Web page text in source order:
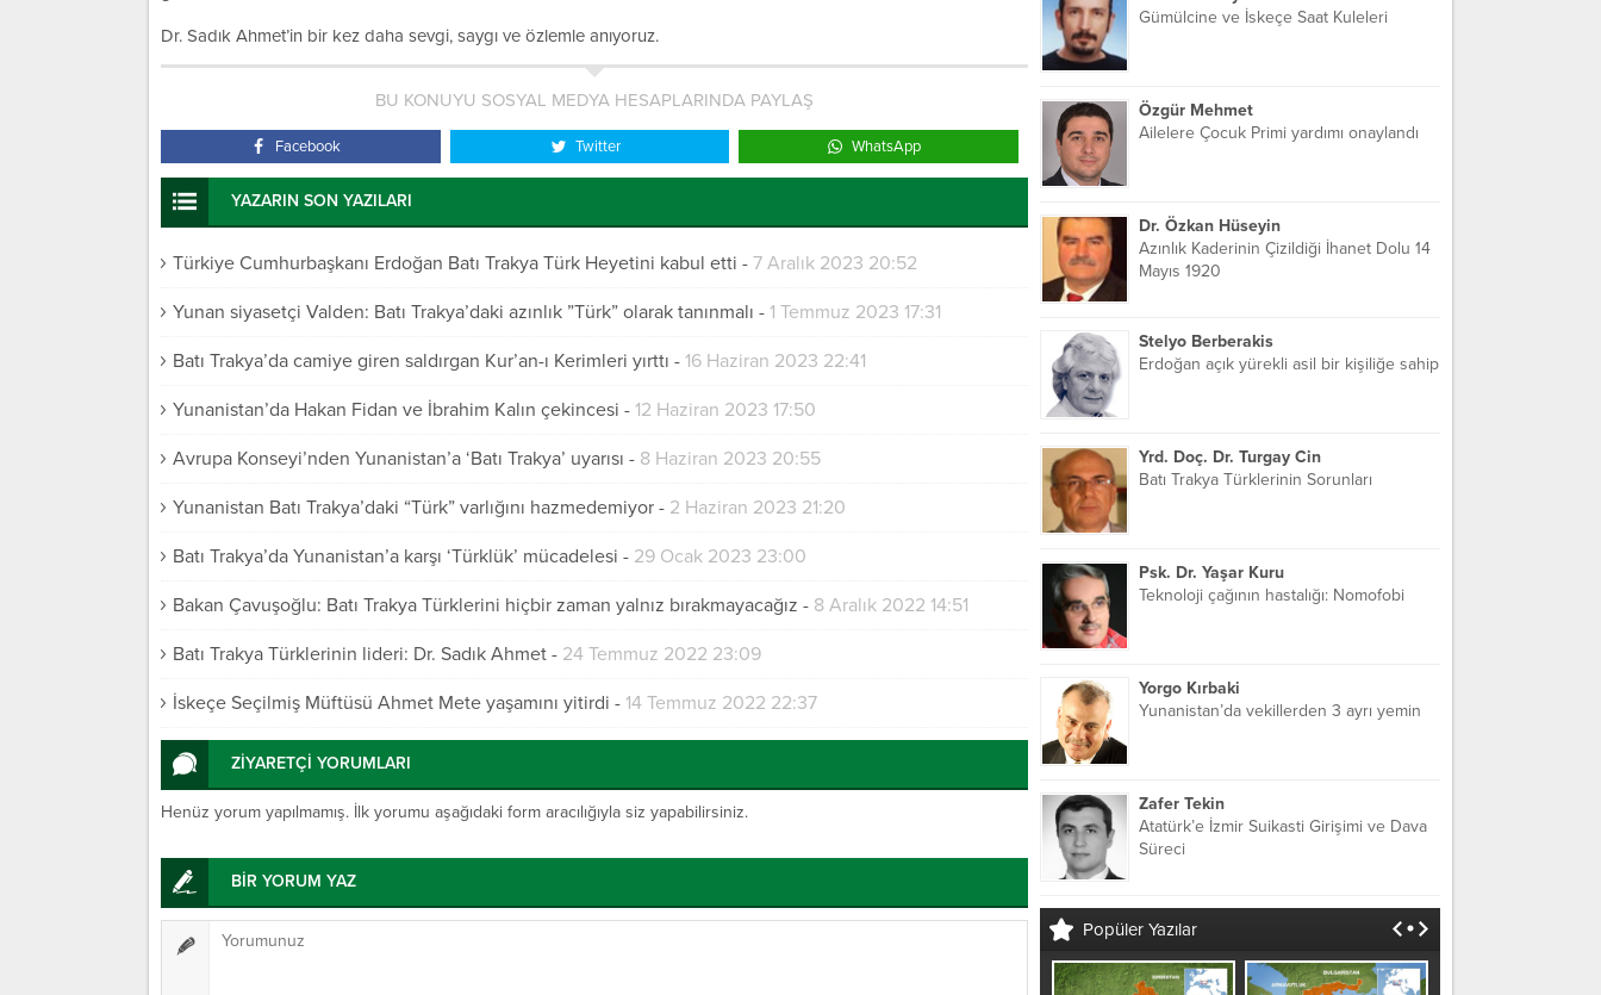
Dr. Sadık Ahmet’in bir kez daha sevgi, saygı ve özlemle anıyoruz.
BU KONUYU SOSYAL MEDYA HESAPLARINDA PAYLAŞ
Facebook Twitter WhatsApp
YAZARIN SON YAZILARI
Türkiye Cumhurbaşkanı Erdoğan Batı Trakya Türk Heyetini kabul etti - 7 Aralık 2023 20:52
Yunan siyasetçi Valden: Batı Trakya’daki azınlık ”Türk” olarak tanınmalı - 1 Temmuz 2023 17:31
Batı Trakya’da camiye giren saldırgan Kur’an-ı Kerimleri yırttı - 16 Haziran 2023 22:41
Yunanistan’da Hakan Fidan ve İbrahim Kalın çekincesi - 12 Haziran 2023 17:50
Avrupa Konseyi’nden Yunanistan’a ‘Batı Trakya’ uyarısı - 8 Haziran 2023 20:55
Yunanistan Batı Trakya’daki “Türk” varlığını hazmedemiyor - 2 Haziran 2023 21:20
Batı Trakya’da Yunanistan’a karşı ‘Türklük’ mücadelesi - 29 Ocak 2023 23:00
Bakan Çavuşoğlu: Batı Trakya Türklerini hiçbir zaman yalnız bırakmayacağız - 8 Aralık 2022 14:51
Batı Trakya Türklerinin lideri: Dr. Sadık Ahmet - 24 Temmuz 2022 23:09
İskeçe Seçilmiş Müftüsü Ahmet Mete yaşamını yitirdi - 14 Temmuz 2022 22:37
ZİYARETÇİ YORUMLARI
Henüz yorum yapılmamış. İlk yorumu aşağıdaki form aracılığıyla siz yapabilirsiniz.
BİR YORUM YAZ
Gümülcine ve İskeçe Saat Kuleleri
Özgür Mehmet
Ailelere Çocuk Primi yardımı onaylandı
Dr. Özkan Hüseyin
Azınlık Kaderinin Çizildiği İhanet Dolu 14
Mayıs 1920
Stelyo Berberakis
Erdoğan açık yürekli asil bir kişiliğe sahip
Yrd. Doç. Dr. Turgay Cin
Batı Trakya Türklerinin Sorunları
Psk. Dr. Yaşar Kuru
Teknoloji çağının hastalığı: Nomofobi
Yorgo Kırbaki
Yunanistan’da vekillerden 3 ayrı yemin
Zafer Tekin
Atatürk’e İzmir Suikasti Girişimi ve Dava
Süreci
Popüler Yazılar